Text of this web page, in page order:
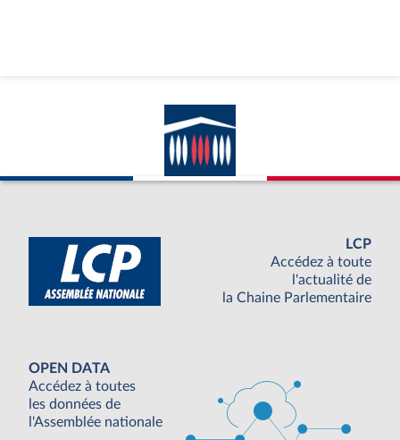
LCP
Accédez à toute
l'actualité de
la Chaine Parlementaire
OPEN DATA
Accédez à toutes
les données de
l'Assemblée nationale